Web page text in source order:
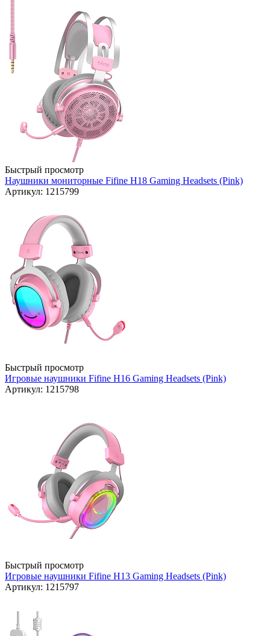
Быстрый просмотр
Наушники мониторные Fifine H18 Gaming Headsets (Pink)
Артикул: 1215799
Быстрый просмотр
Игровые наушники Fifine H16 Gaming Headsets (Pink)
Артикул: 1215798
Быстрый просмотр
Игровые наушники Fifine H13 Gaming Headsets (Pink)
Артикул: 1215797